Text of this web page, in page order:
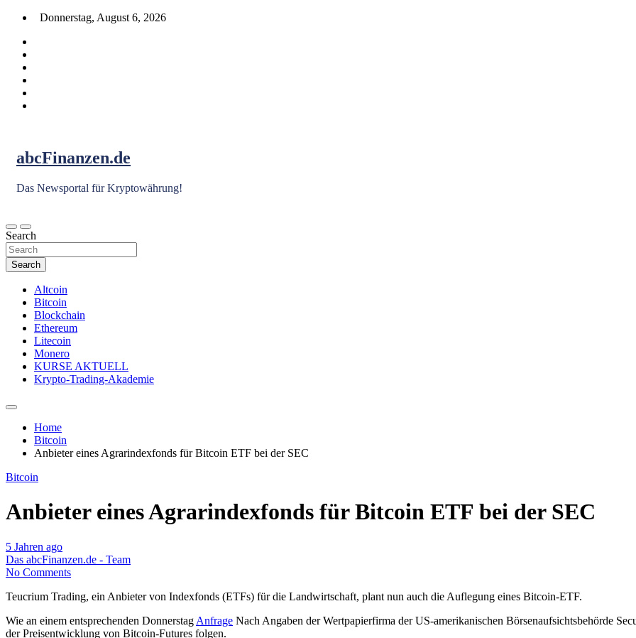
Skip
content
Donnerstag, August 6, 2026
abcFinanzen.de
Das Newsportal für Kryptowährung!
Search
Search
Altcoin
Bitcoin
Blockchain
Ethereum
Litecoin
Monero
KURSE AKTUELL
Krypto-Trading-Akademie
Home
Bitcoin
Anbieter eines Agrarindexfonds für Bitcoin ETF bei der SEC
Bitcoin
Anbieter eines Agrarindexfonds für Bitcoin ETF bei der SEC
5 Jahren ago
Das abcFinanzen.de - Team
No Comments
Teucrium Trading, ein Anbieter von Indexfonds (ETFs) für die Landwirtschaft, plant nun auch die Auflegung eines Bitcoin-ETF.
Wie an einem entsprechenden Donnerstag Anfrage Nach Angaben der Wertpapierfirma der US-amerikanischen Börsenaufsichtsbehörde
der Preisentwicklung von Bitcoin-Futures folgen.